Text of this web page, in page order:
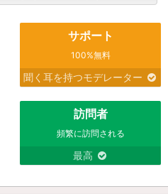
サポート
100%無料
聞く耳を持つモデレーター
訪問者
頻繁に訪問される
最高